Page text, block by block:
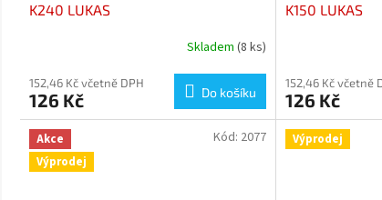
K240 LUKAS
Skladem (8 ks)
152,46 Kč včetně DPH
126 Kč Do košíku
K150 LUKAS
152,46 Kč včetně
126 Kč
Akce
Výprodej
Kód: 2077 Výprodej